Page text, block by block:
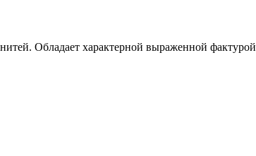
Обладает характерной выраженной фактурой